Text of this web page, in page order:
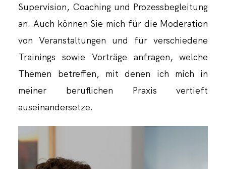
Supervision, Coaching und Prozessbegleitung
an. Auch können Sie mich für die Moderation
von Veranstaltungen und für verschiedene
Trainings sowie Vorträge anfragen, welche
Themen betreffen, mit denen ich mich in
meiner beruflichen Praxis vertieft
auseinandersetze.